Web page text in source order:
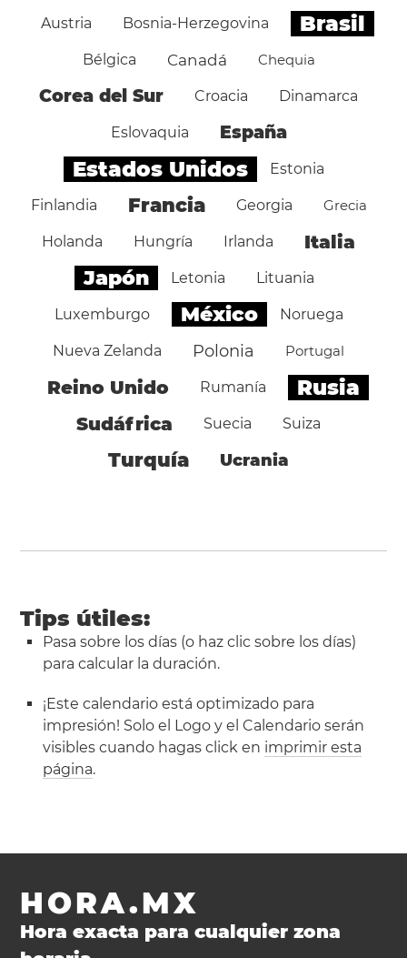
Austria Bosnia-Herzegovina Brasil
Bélgica Canadá Chequia
Corea del Sur Croacia Dinamarca
Eslovaquia España
Estados Unidos Estonia
Finlandia Francia Georgia Grecia
Holanda Hungría Irlanda Italia
Japón Letonia Lituania
Luxemburgo México Noruega
Nueva Zelanda Polonia Portugal
Reino Unido Rumanía Rusia
Sudáfrica Suecia Suiza
Turquía Ucrania
Tips útiles:
Pasa sobre los días (o haz clic sobre los días)
para calcular la duración.
¡Este calendario está optimizado para
impresión! Solo el Logo y el Calendario serán
visibles cuando hagas click en imprimir esta
página.
HORA.MX
Hora exacta para cualquier zona